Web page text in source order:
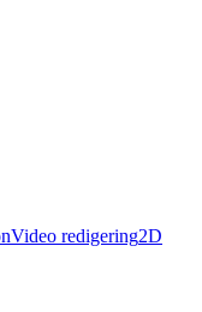
Video redigering2D